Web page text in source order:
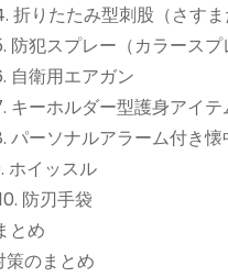
折りたたみ型刺股（さすま
防犯スプレー（カラースプ
自衛用エアガン
キーホルダー型護身アイテ
パーソナルアラーム付き懐
ホイッスル
防刃手袋
とめ
策のまとめ